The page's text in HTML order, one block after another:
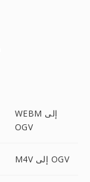
WEBM إلى
OGV
M4V إلى OGV